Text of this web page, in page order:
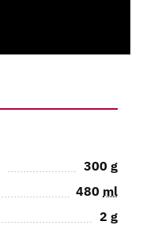
300 g
480 ml
2 g